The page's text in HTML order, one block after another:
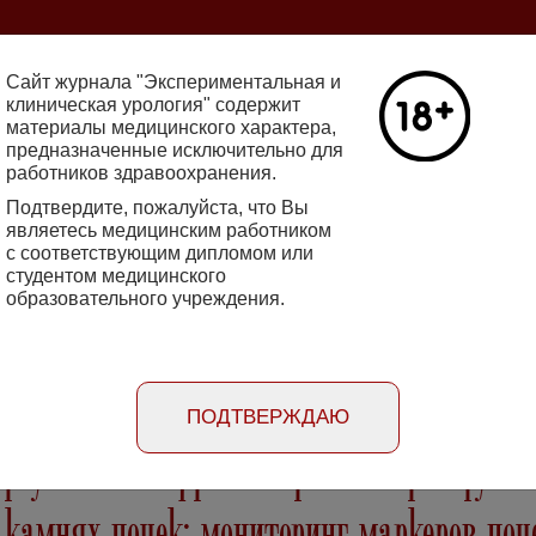
2712-8571 10.29188/2222-8543
- основатель НИИ
исследования в НИИ
Подробнее
Номер №2,
i klinicheskaya urologiya
для авторов
рекламодателей
нефролитотрипсии при
Сайт журнала "Экспериментальная и
клиническая урология" содержит
материалы медицинского характера,
предназначенные исключительно для
работников здравоохранения.
Подтвердите, пожалуйста, что Вы
являетесь медицинским работником
с соответствующим дипломом или
студентом медицинского
образовательного учреждения.
ПОДТВЕРЖДАЮ